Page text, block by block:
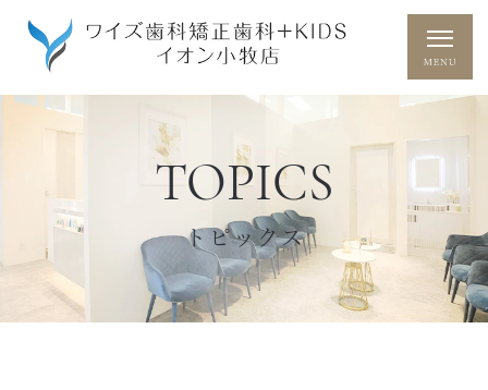
TOPICS
トピックス